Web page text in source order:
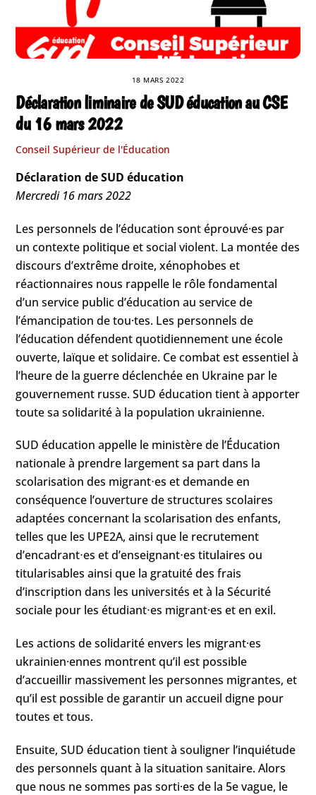
18 MARS 2022
Déclaration liminaire de SUD éducation au CSE
du 16 mars 2022
Conseil Supérieur de l'Éducation
Déclaration de SUD éducation
Mercredi 16 mars 2022
Les personnels de l’éducation sont éprouvé·es par
un contexte politique et social violent. La montée des
discours d’extrême droite, xénophobes et
réactionnaires nous rappelle le rôle fondamental
d’un service public d’éducation au service de
l’émancipation de tou·tes. Les personnels de
l’éducation défendent quotidiennement une école
ouverte, laïque et solidaire. Ce combat est essentiel à
l’heure de la guerre déclenchée en Ukraine par le
gouvernement russe. SUD éducation tient à apporter
toute sa solidarité à la population ukrainienne.
SUD éducation appelle le ministère de l’Éducation
nationale à prendre largement sa part dans la
scolarisation des migrant⋅es et demande en
conséquence l’ouverture de structures scolaires
adaptées concernant la scolarisation des enfants,
telles que les UPE2A, ainsi que le recrutement
d’encadrant⋅es et d’enseignant⋅es titulaires ou
titularisables ainsi que la gratuité des frais
d’inscription dans les universités et à la Sécurité
sociale pour les étudiant⋅es migrant·es et en exil.
Les actions de solidarité envers les migrant·es
ukrainien·ennes montrent qu’il est possible
d’accueillir massivement les personnes migrantes, et
qu’il est possible de garantir un accueil digne pour
toutes et tous.
Ensuite, SUD éducation tient à souligner l’inquiétude
des personnels quant à la situation sanitaire. Alors
que nous ne sommes pas sorti·es de la 5e vague, le